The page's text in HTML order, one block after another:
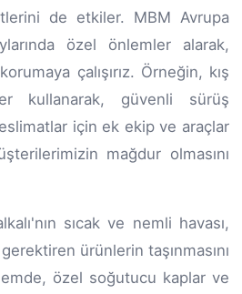
de etkiler. MBM Avrupa
özel önlemler alarak,
çalışırız. Örneğin, kış
kullanarak, güvenli sürüş
için ek ekip ve araçlar
mağdur olmasını
sıcak ve nemli havası,
ürünlerin taşınmasını
özel soğutucu kaplar ve